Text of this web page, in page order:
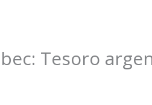
Tesoro